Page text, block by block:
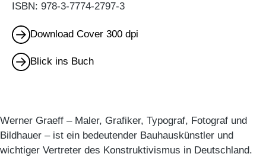
ISBN: 978-3-7774-2797-3
Download Cover 300 dpi
Blick ins Buch
Werner Graeff – Maler, Grafiker, Typograf, Fotograf und
Bildhauer – ist ein bedeutender Bauhauskünstler und
wichtiger Vertreter des Konstruktivismus in Deutschland.